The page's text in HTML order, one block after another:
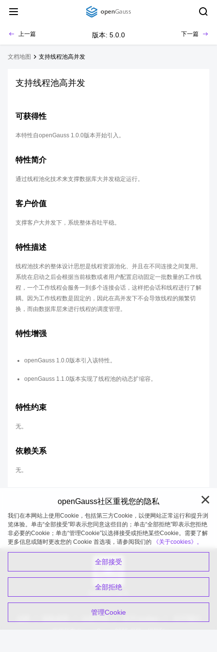
上一篇 版本: 5.0.0 下一篇
文档地图 支持线程池高并发
支持线程池高并发
可获得性
本特性自openGauss 1.0.0版本开始引入。
特性简介
通过线程池化技术来支撑数据库大并发稳定运行。
客户价值
支撑客户大并发下，系统整体吞吐平稳。
特性描述
线程池技术的整体设计思想是线程资源池化、并且在不同连接之间复用。
系统在启动之后会根据当前核数或者用户配置启动固定一批数量的工作线
程，一个工作线程会服务一到多个连接会话，这样把会话和线程进行了解
耦。因为工作线程数是固定的，因此在高并发下不会导致线程的频繁切
换，而由数据库层来进行线程的调度管理。
特性增强
openGauss 1.0.0版本引入该特性。
openGauss 1.1.0版本实现了线程池的动态扩缩容。
特性约束
无。
依赖关系
无。
openGauss 2026-08-08 20:27:21
openGauss社区重视您的隐私
我们在本网站上使用Cookie，包括第三方Cookie，以便网站正常运行和提升浏
览体验。单击“全部接受”即表示您同意这些目的；单击“全部拒绝”即表示您拒绝
非必要的Cookie；单击“管理Cookie”以选择接受或拒绝某些Cookie。需要了解
更多信息或随时更改您的 Cookie 首选项，请参阅我们的
《关于cookies》。
全部接受
全部拒绝
管理Cookie